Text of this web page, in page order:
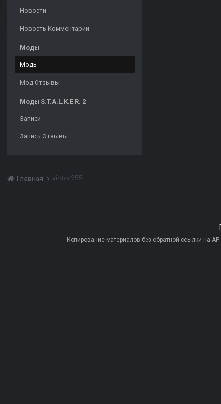
Новости
Новость Комментарии
Моды
Моды
Мод Отзывы
Моды S.T.A.L.K.E.R. 2
Записи
Запись Отзывы
Главная victor255
Копирование материалов без обратной ссылки на